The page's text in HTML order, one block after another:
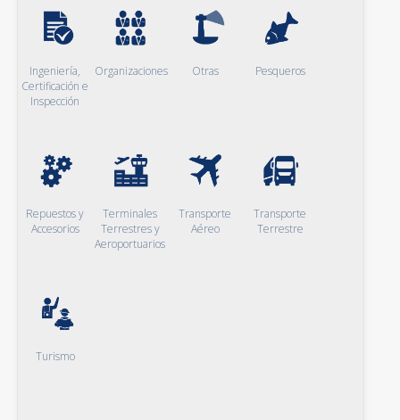
Ingeniería,
Certificación e
Inspección
Organizaciones Otras Pesqueros
Repuestos y
Accesorios
Terminales
Terrestres y
Aeroportuarios
Transporte
Aéreo
Transporte
Terrestre
Turismo